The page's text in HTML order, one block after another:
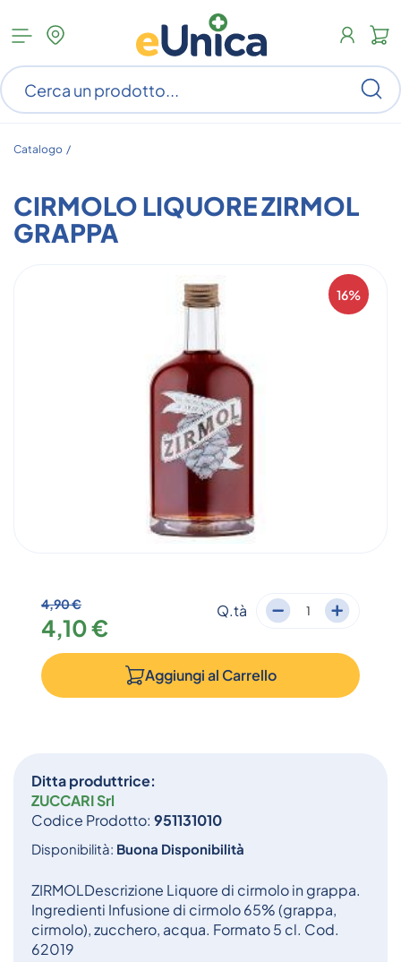
Apri
menu
categorie
Catalogo /
CIRMOLO LIQUORE ZIRMOL
GRAPPA
16%
Ditta produttrice:
ZUCCARI Srl
Codice Prodotto: 951131010
Disponibilità: Buona Disponibilità
ZIRMOLDescrizione Liquore di cirmolo in grappa.
Ingredienti Infusione di cirmolo 65% (grappa,
cirmolo), zucchero, acqua. Formato 5 cl. Cod.
62019
4,90 €
4,10 €
Q.tà
Aggiungi al Carrello